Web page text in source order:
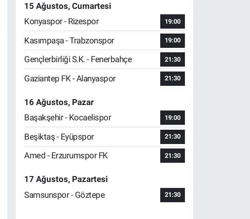
15 Ağustos, Cumartesi
Konyaspor - Rizespor
19:00
Kasımpaşa - Trabzonspor 19:00
Gençlerbirliği S.K. - Fenerbahçe 21:30
Gaziantep FK - Alanyaspor 21:30
16 Ağustos, Pazar
Başakşehir - Kocaelispor
19:00
Beşiktaş - Eyüpspor 21:30
Amed - Erzurumspor FK 21:30
17 Ağustos, Pazartesi
Samsunspor - Göztepe
21:30